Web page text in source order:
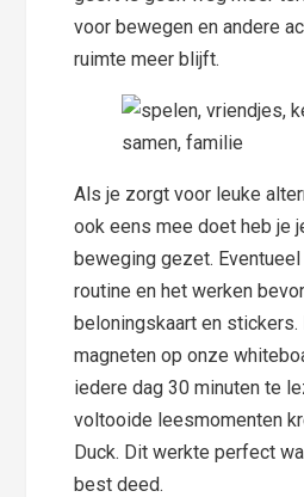
voor bewegen en andere
ruimte meer blijft.
Als je zorgt voor leuke
ook eens mee doet heb je
beweging gezet.
routine en het werken
beloningskaart en
magneten op onze
iedere dag 30 minuten te
voltooide leesmomenten
Duck. Dit werkte perfect
best deed.